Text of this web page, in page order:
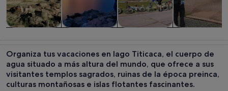
de un día
personalizadas
Organiza tus vacaciones en lago Titicaca, el cuerpo de
agua situado a más altura del mundo, que ofrece a sus
visitantes templos sagrados, ruinas de la época preinca,
culturas montañosas e islas flotantes fascinantes.